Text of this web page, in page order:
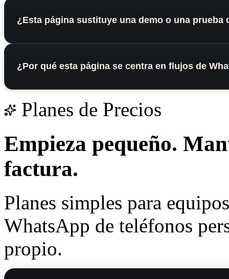
¿Esta página sustituye una demo o una prueba
¿Por qué esta página se centra en flujos de
Planes de Precios
Empieza pequeño.
factura.
Planes simples para
WhatsApp de teléfonos
propio.